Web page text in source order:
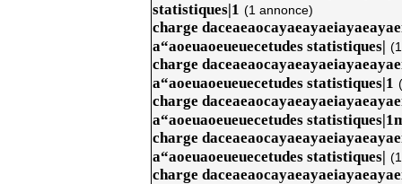
statistiques|1 (1 annonce)
charge
a“aoeuaoeueuecetudes statistiques|
charge
a“aoeuaoeueuecetudes statistiques|1
charge
a“aoeuaoeueuecetudes
charge
a“aoeuaoeueuecetudes statistiques|
charge